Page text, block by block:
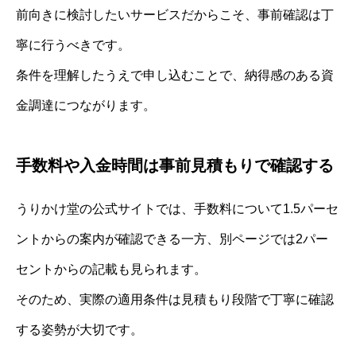
前向きに検討したいサービスだからこそ、事前確認は丁
寧に行うべきです。
条件を理解したうえで申し込むことで、納得感のある資
金調達につながります。
手数料や入金時間は事前見積もりで確認する
うりかけ堂の公式サイトでは、手数料について1.5パーセ
ントからの案内が確認できる一方、別ページでは2パー
セントからの記載も見られます。
そのため、実際の適用条件は見積もり段階で丁寧に確認
する姿勢が大切です。